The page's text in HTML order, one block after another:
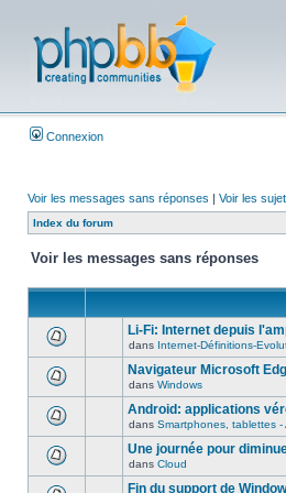
Connexion
Voir les messages sans réponses | Voir les
Index du forum
Voir les messages sans réponses
Li-Fi: Internet depuis
dans Internet-Définitions-
Navigateur Microsoft
dans Windows
Android: applications
dans Smartphones, tablettes -
Une journée pour
dans Cloud
Fin du support de